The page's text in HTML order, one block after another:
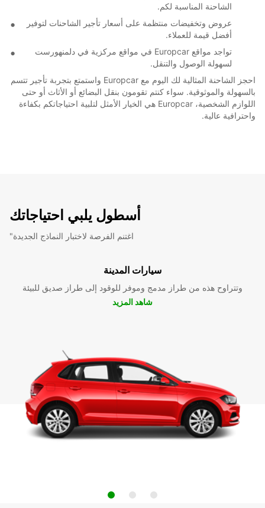
الشاحنة المناسبة لكم.
عروض وتخفيضات منتظمة على أسعار تأجير الشاحنات لتوفير
أفضل قيمة للعملاء.
تواجد مواقع Europcar في مواقع مركزية في دلمنهورست
لسهولة الوصول والتنقل.
احجز الشاحنة المثالية لك اليوم مع Europcar واستمتع بتجربة تأجير تتسم
بالسهولة والموثوقية. سواء كنتم تقومون بنقل البضائع أو الأثاث أو حتى
اللوازم الشخصية، Europcar هي الخيار الأمثل لتلبية احتياجاتكم بكفاءة
واحترافية عالية.
أسطول يلبي احتياجاتك
"اغتنم الفرصة لاختبار النماذج الجديدة
سيارات المدينة
وتتراوح هذه من طراز مدمج وموفر للوقود إلى طراز صديق للبيئة
شاهد المزيد